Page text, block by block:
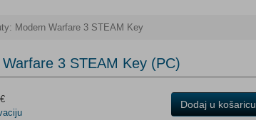
Modern Warfare 3 STEAM Key
3 STEAM Key (PC)
Dodaj u košaricu